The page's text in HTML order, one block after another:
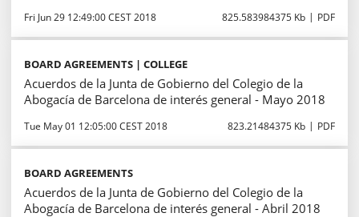
Fri Jun 29 12:49:00 CEST 2018 825.583984375 Kb PDF
BOARD AGREEMENTS | COLLEGE
Acuerdos de la Junta de Gobierno del Colegio de la
Abogacía de Barcelona de interés general - Mayo 2018
Tue May 01 12:05:00 CEST 2018 823.21484375 Kb PDF
BOARD AGREEMENTS
Acuerdos de la Junta de Gobierno del Colegio de la
Abogacía de Barcelona de interés general - Abril 2018